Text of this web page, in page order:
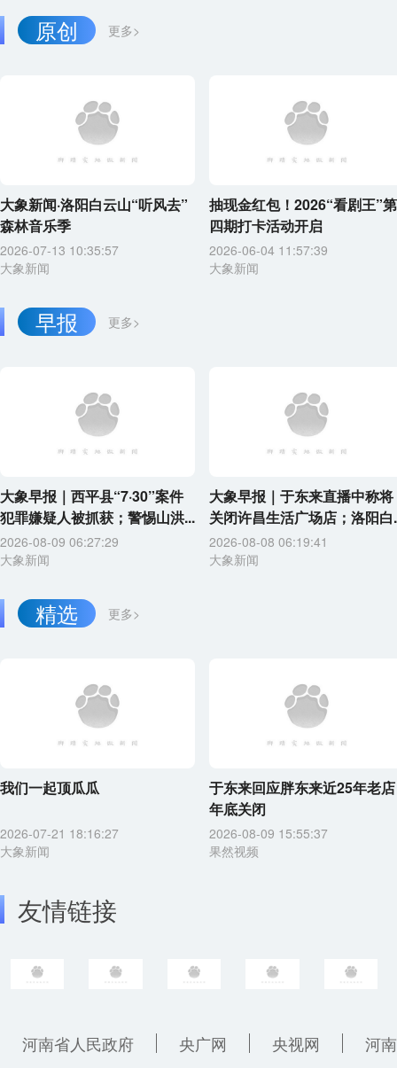
更多>
原创
大象新闻·洛阳白云山“听风去”
森林音乐季
2026-07-13 10:35:57
大象新闻
抽现金红包！2026“看剧王”第
四期打卡活动开启
2026-06-04 11:57:39
大象新闻
更多>
早报
大象早报｜西平县“7·30”案件
犯罪嫌疑人被抓获；警惕山洪...
2026-08-09 06:27:29
大象新闻
大象早报｜于东来直播中称将
关闭许昌生活广场店；洛阳白
2026-08-08 06:19:41
大象新闻
更多>
精选
我们一起顶瓜瓜
2026-07-21 18:16:27
大象新闻
于东来回应胖东来近25年老店
年底关闭
2026-08-09 15:55:37
果然视频
友情链接
河南省人民政府 央广网 央视网
河